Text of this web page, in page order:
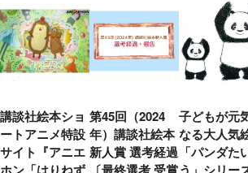
講談社絵本ショ
ートアニメ特設
サイト『アニエ
第45回（2024
年）講談社絵本
新人賞 選考経過
子どもが元
なる大人気
「パンダた